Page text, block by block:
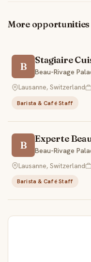
More opportunities
B
Stagiaire
Beau-Rivage
Lausanne, Switzerland
Barista & Café Staff
B
Experte
Beau-Rivage
Lausanne, Switzerland
Barista & Café Staff